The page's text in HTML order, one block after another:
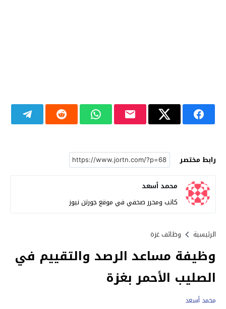
رابط مختصر
محمد أسعد
كاتب ومحرر صحفي في موقع جورتن نيوز
الرئيسية وظائف غزة
وظيفة مساعد الرصد والتقييم في
الصليب الأحمر بغزة
محمد أسعد